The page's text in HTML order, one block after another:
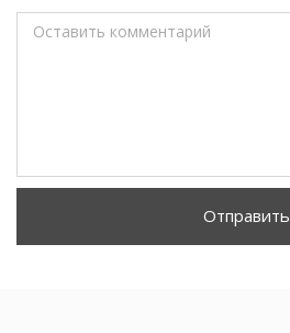
Оставить комментарий
Отправить